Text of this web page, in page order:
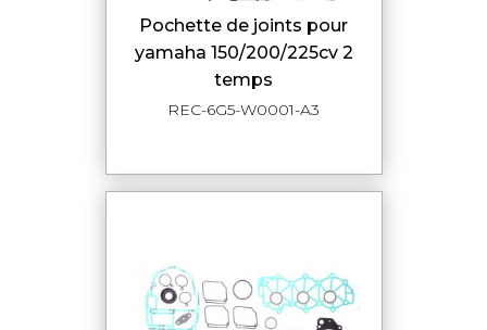
pochette de joints pour
yamaha 150/200/225cv 2
temps
REC-6G5-W0001-A3